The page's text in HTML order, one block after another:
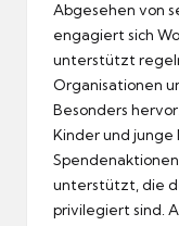
Abgesehen von
engagiert sich
unterstützt
Organisationen
Besonders
Kinder und junge
unterstützt, die
privilegiert sind.